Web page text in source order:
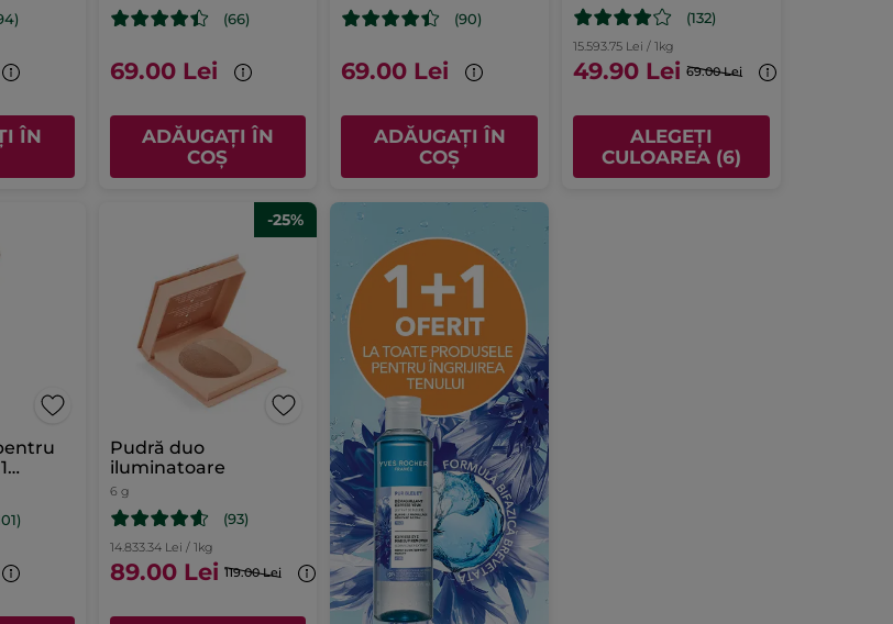
ÎN
(66)
69.00 Lei
ADĂUGAȚI ÎN
COȘ
(90)
69.00 Lei
ADĂUGAȚI ÎN
COȘ
(132)
15.593.75 Lei / 1kg
49.90 Lei 69.00 Lei
ALEGEȚI
CULOAREA (6)
-25%
Pudră duo
iluminatoare
6 g
(93)
14.833.34 Lei / 1kg
89.00 Lei 119.00 Lei